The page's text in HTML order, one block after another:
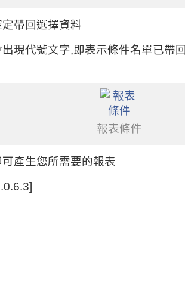
帶回選擇資料
現代號文字,即表示條件名單已帶
報表條件
產生您所需要的報表